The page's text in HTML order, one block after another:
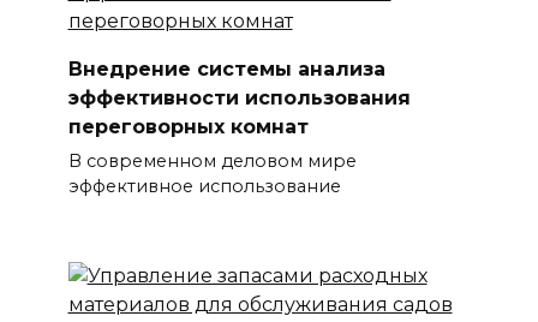
Внедрение системы анализа
эффективности использования
переговорных комнат
В современном деловом мире
эффективное использование